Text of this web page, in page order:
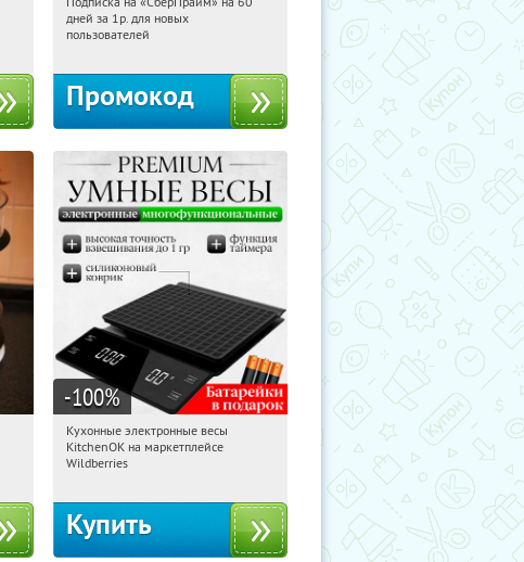
05:36:29 Получили:
Россия
дней за 1р. для новых
пользователей
Промокод
-100%
05:36:29 Получили:
Россия
Кухонные электронные весы
KitchenOK на маркетплейсе
Wildberries
Купить